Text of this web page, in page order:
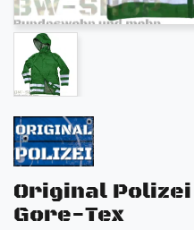
Original
Gore-Tex